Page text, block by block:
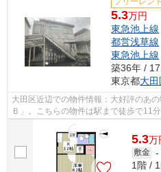
5.3万円
東急池上線
都営浅草線
東急池上線
築36年 /
東京都大
大田区近辺での物件情報：大好評のあ
Ｂ」。こちらの物件は駅まで徒歩で11
ートです。こちらの物件はアパートです
5.3万
敷金 -
1階 /